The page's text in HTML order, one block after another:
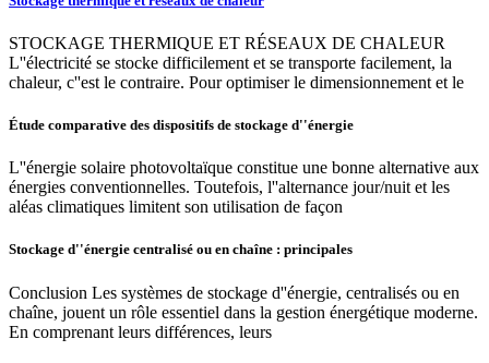
STOCKAGE THERMIQUE ET RÉSEAUX DE CHALEUR
L''électricité se stocke difficilement et se transporte facilement, la
chaleur, c''est le contraire. Pour optimiser le dimensionnement et le
Étude comparative des dispositifs de stockage d''énergie
L''énergie solaire photovoltaïque constitue une bonne alternative aux
énergies conventionnelles. Toutefois, l''alternance jour/nuit et les
aléas climatiques limitent son utilisation de façon
Stockage d''énergie centralisé ou en chaîne : principales
Conclusion Les systèmes de stockage d''énergie, centralisés ou en
chaîne, jouent un rôle essentiel dans la gestion énergétique moderne.
En comprenant leurs différences, leurs